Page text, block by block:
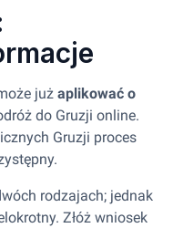
już aplikować o
do Gruzji online.
Gruzji proces
rodzajach; jednak
Złóż wniosek